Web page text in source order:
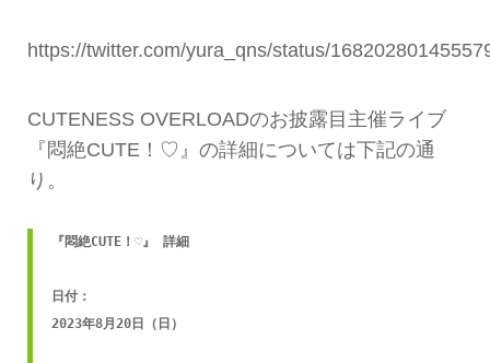
https://twitter.com/yura_qns/status/
CUTENESS OVERLOADのお披露目主催ライブ
『悶絶CUTE！♡』の詳細については下記の通
り。
『悶絶CUTE！♡』 詳細
日付：
2023年8月20日（日）